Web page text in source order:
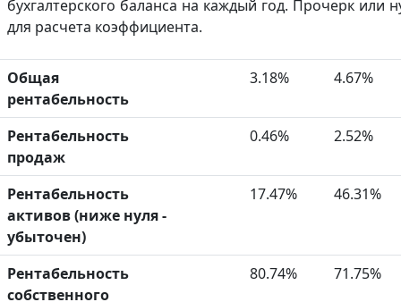
бухгалтерского баланса на каждый год. Прочерк или
для расчета коэффициента.
Общая
рентабельность
3.18% 4.67%
Рентабельность
продаж
0.46% 2.52%
Рентабельность
активов (ниже нуля -
убыточен)
17.47% 46.31%
Рентабельность
собственного
80.74% 71.75%